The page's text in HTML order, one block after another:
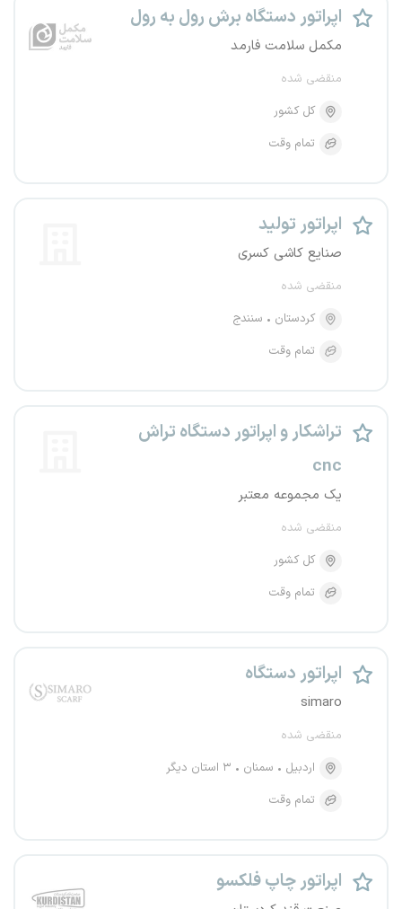
اپراتور دستگاه برش رول به رول
مکمل سلامت فارمد
منقضی شده
کل کشور
تمام وقت
اپراتور تولید
صنایع کاشی کسری
منقضی شده
کردستان
سنندج
تمام وقت
تراشکار و اپراتور دستگاه تراش
cnc
یک مجموعه معتبر
منقضی شده
کل کشور
تمام وقت
اپراتور دستگاه
simaro
منقضی شده
اردبیل
سمنان
۳ استان دیگر
تمام وقت
اپراتور چاپ فلکسو